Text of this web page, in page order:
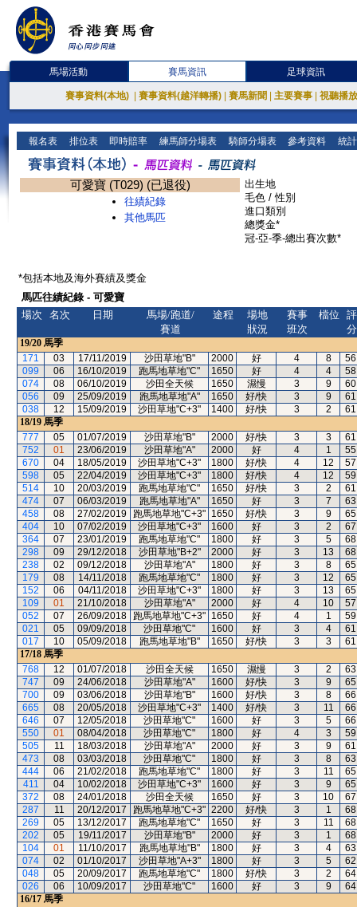
馬場活動 賽馬資訊 足球資訊
賽事資料(本地) 賽事資料(越洋轉播) 賽馬新聞 主要賽事 視聽播
報名表 排位表 即時賠率 練馬師分場表 騎師分場表 參考資料 統
可愛寶 (T029) (已退役)
往績紀錄
其他馬匹
出生地
毛色 / 性別
進口類別
總獎金*
冠-亞-季-總出賽次數*
*包括本地及海外賽績及獎金
馬匹往績紀錄 - 可愛寶
場次
名次 日期
馬場/跑道/
賽道
途程
場地
狀況
賽事
班次
檔位
評
分
19/20 馬季
171
03 17/11/2019 沙田草地"B" 2000 好 4 8
56
099
06 16/10/2019 跑馬地草地"C" 1650 好 4 4
58
074
08 06/10/2019 沙田全天候 1650 濕慢 3 9
60
056
09 25/09/2019 跑馬地草地"A" 1650 好/快 3 9
61
038
12 15/09/2019 沙田草地"C+3" 1400 好/快 3 2
61
18/19 馬季
777
05 01/07/2019 沙田草地"B" 2000 好/快 3 3
61
752
01 23/06/2019 沙田草地"A" 2000 好 4 1
55
670
04 18/05/2019 沙田草地"C+3" 1800 好/快 4 12
57
598
05 22/04/2019 沙田草地"C+3" 1800 好/快 4 12
59
514
10 20/03/2019 跑馬地草地"C" 1650 好/快 3 2
61
474
07 06/03/2019 跑馬地草地"A" 1650 好 3 7
63
458
08 27/02/2019 跑馬地草地"C+3" 1650 好/快 3 9
65
404
10 07/02/2019 沙田草地"C+3" 1600 好 3 2
67
364
07 23/01/2019 跑馬地草地"C" 1800 好 3 5
68
298
09 29/12/2018 沙田草地"B+2" 2000 好 3 13
68
238
02 09/12/2018 沙田草地"A" 1800 好 3 8
65
179
08 14/11/2018 跑馬地草地"C" 1800 好 3 12
65
152
06 04/11/2018 沙田草地"C+3" 1800 好 3 13
65
109
01 21/10/2018 沙田草地"A" 2000 好 4 10
57
052
07 26/09/2018 跑馬地草地"C+3" 1650 好 4 1
59
021
05 09/09/2018 沙田草地"C" 1600 好 3 4
61
017
10 05/09/2018 跑馬地草地"B" 1650 好/快 3 3
61
17/18 馬季
768
12 01/07/2018 沙田全天候 1650 濕慢 3 2
63
747
09 24/06/2018 沙田草地"A" 1600 好/快 3 9
65
700
09 03/06/2018 沙田草地"B" 1600 好/快 3 8
66
665
08 20/05/2018 沙田草地"C+3" 1400 好/快 3 11
66
646
07 12/05/2018 沙田草地"C" 1600 好 3 5
66
550
01 08/04/2018 沙田草地"C" 1800 好 4 3
59
505
11 18/03/2018 沙田草地"A" 2000 好 3 9
61
473
08 03/03/2018 沙田草地"C" 1800 好 3 8
63
444
06 21/02/2018 跑馬地草地"C" 1800 好 3 11
65
411
04 10/02/2018 沙田草地"C+3" 1600 好 3 9
65
372
08 24/01/2018 沙田全天候 1650 好 3 10
67
287
11 20/12/2017 跑馬地草地"C+3" 2200 好/快 3 1
68
269
05 13/12/2017 跑馬地草地"C" 1650 好 3 11
68
202
05 19/11/2017 沙田草地"B" 2000 好 3 1
68
104
01 11/10/2017 跑馬地草地"B" 1800 好 3 4
63
074
02 01/10/2017 沙田草地"A+3" 1800 好 3 5
62
048
05 20/09/2017 跑馬地草地"C" 1800 好/快 3 2
64
026
06 10/09/2017 沙田草地"C" 1600 好 3 9
64
16/17 馬季